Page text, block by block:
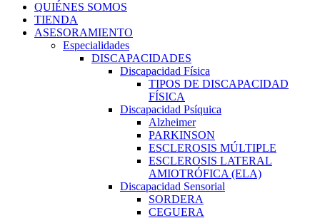
QUIÉNES SOMOS
TIENDA
ASESORAMIENTO
Especialidades
DISCAPACIDADES
Discapacidad Física
TIPOS DE DISCAPACIDAD
FÍSICA
Discapacidad Psíquica
Alzheimer
PARKINSON
ESCLEROSIS MÚLTIPLE
ESCLEROSIS LATERAL
AMIOTRÓFICA (ELA)
Discapacidad Sensorial
SORDERA
CEGUERA